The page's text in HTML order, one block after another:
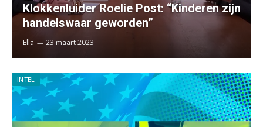
Klokkenluider Roelie Post: “Kinderen zijn
handelswaar geworden”
Ella 23 maart 2023
INTEL